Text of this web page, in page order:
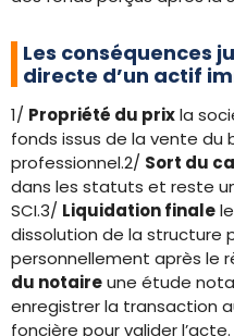
Les conséquences
directe d’un actif
1/ Propriété du prixla
fonds issus de la vente
professionnel.2/ Sort du
dans les statuts et reste
SCI.3/ Liquidation finale
dissolution de la structure
personnellement après le
du notaireune étude
enregistrer la transaction
foncière pour valider l’acte.